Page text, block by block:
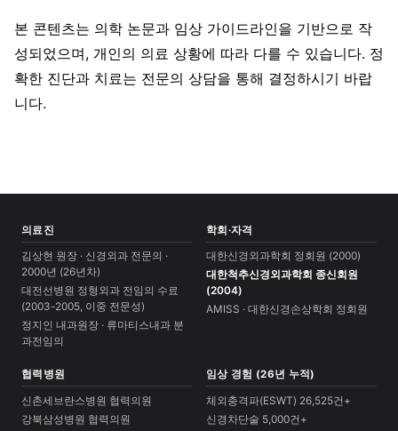
본 콘텐츠는 의학 논문과 임상 가이드라인을 기반으로 작
성되었으며, 개인의 의료 상황에 따라 다를 수 있습니다. 정
확한 진단과 치료는 전문의 상담을 통해 결정하시기 바랍
니다.
의료진
김상현 원장 · 신경외과 전문의 ·
2000년 (26년차)
대전선병원 정형외과 전임의 수료
(2003-2005, 이중 전문성)
정지인 내과원장 · 류마티스내과 분
과전임의
학회·자격
대한신경외과학회 정회원 (2000)
대한척추신경외과학회 종신회원
(2004)
AMISS · 대한신경손상학회 정회원
협력병원
신촌세브란스병원 협력의원
강북삼성병원 협력의원
임상 경험 (26년 누적)
체외충격파(ESWT) 26,525건+
신경차단술 5,000건+